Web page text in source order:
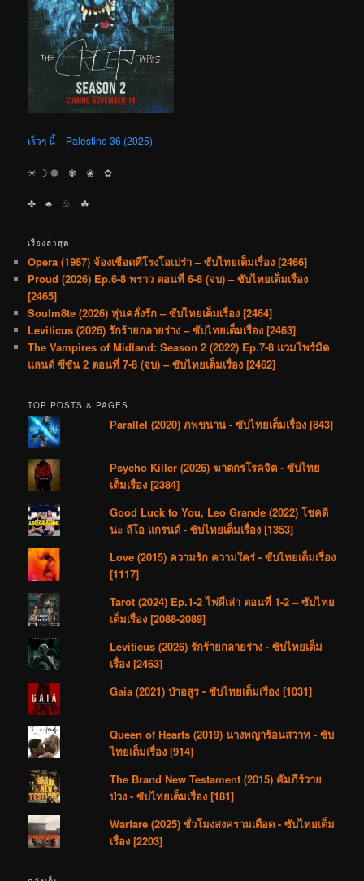
เร็วๆ นี้ – Palestine 36 (2025)
☀︎ ☽ ❁ ✾ ❀ ✿
✤ ♣︎ ♧ ☘︎
เรื่องล่าสุด
Opera (1987) จ้องเชือดที่โรงโอเปร่า – ซับไทยเต็มเรื่อง [2466]
Proud (2026) Ep.6-8 พราว ตอนที่ 6-8 (จบ) – ซับไทยเต็มเรื่อง
[2465]
Soulm8te (2026) หุ่นคลั่งรัก – ซับไทยเต็มเรื่อง [2464]
Leviticus (2026) รักร้ายกลายร่าง – ซับไทยเต็มเรื่อง [2463]
The Vampires of Midland: Season 2 (2022) Ep.7-8 แวมไพร์มิด
แลนด์ ซีซัน 2 ตอนที่ 7-8 (จบ) – ซับไทยเต็มเรื่อง [2462]
TOP POSTS & PAGES
Parallel (2020) ภพขนาน - ซับไทยเต็มเรื่อง [843]
Psycho Killer (2026) ฆาตกรโรคจิต - ซับไทย
เต็มเรื่อง [2384]
Good Luck to You, Leo Grande (2022) โชคดี
นะ ลีโอ แกรนด์ - ซับไทยเต็มเรื่อง [1353]
Love (2015) ความรัก ความใคร่ - ซับไทยเต็มเรื่อง
[1117]
Tarot (2024) Ep.1-2 ไพ่ผีเล่า ตอนที่ 1-2 – ซับไทย
เต็มเรื่อง [2088-2089]
Leviticus (2026) รักร้ายกลายร่าง - ซับไทยเต็ม
เรื่อง [2463]
Gaia (2021) ป่าอสูร - ซับไทยเต็มเรื่อง [1031]
Queen of Hearts (2019) นางพญาร้อนสวาท - ซับ
ไทยเต็มเรื่อง [914]
The Brand New Testament (2015) คัมภีร์วาย
ป่วง - ซับไทยเต็มเรื่อง [181]
Warfare (2025) ชั่วโมงสงครามเดือด - ซับไทยเต็ม
เรื่อง [2203]